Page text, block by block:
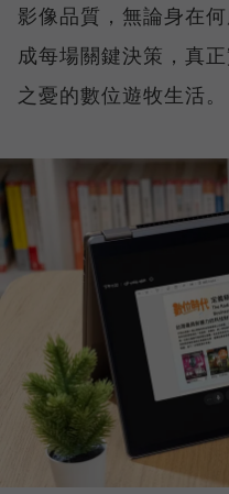
影像品質，無論身在
成每場關鍵決策，真
之憂的數位遊牧生活。